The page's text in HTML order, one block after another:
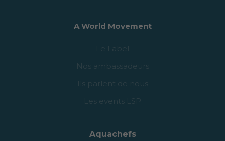
A World Movement
Le Label
Nos ambassadeurs
Ils parlent de nous
Les events LSP
Aquachefs